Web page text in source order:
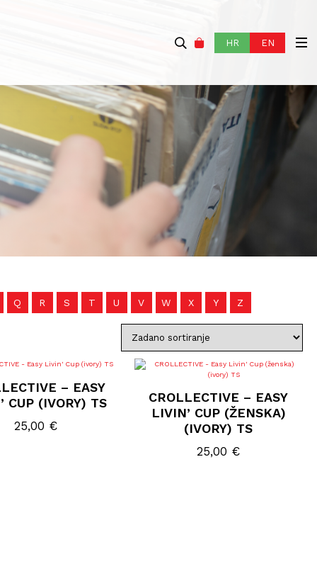
HR EN
Q R S T U V W X Y Z
– EASY
CUP (IVORY) TS
25,00 €
Ovaj
ima
varijanti.
se
CROLLECTIVE – EASY
LIVIN’ CUP (ŽENSKA)
(IVORY) TS
25,00 €
Ovaj
proizvod
više
varijanti.
Opcije
se
mogu
odabrati